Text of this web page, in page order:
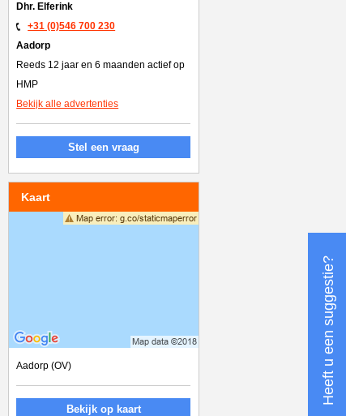
Dhr. Elferink
+31 (0)546 700 230
Aadorp
Reeds 12 jaar en 6 maanden actief op
HMP
Bekijk alle advertenties
Stel een vraag
Kaart
Aadorp (OV)
Bekijk op kaart
Heeft u een suggestie?